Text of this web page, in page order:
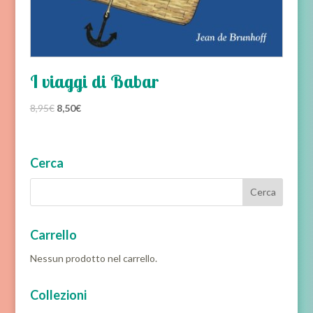
I viaggi di Babar
8,95€ Il
8,95€.
8,50€Il
Cerca
Carrello
Nessun prodotto nel carrello.
Collezioni